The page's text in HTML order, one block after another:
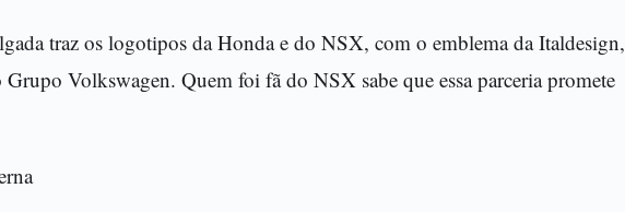
traz os logotipos da Honda e do NSX, com o emblema da Italdesign,
Grupo Volkswagen. Quem foi fã do NSX sabe que essa parceria promete